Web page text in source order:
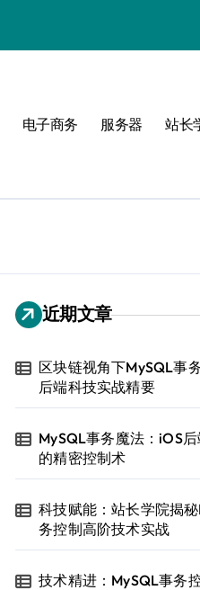
电子商务 服务器 站长
近期文章
区块链视角下MySQL事
后端科技实战精要
MySQL事务魔法：iOS
的精密控制术
科技赋能：站长学院揭
务控制高阶技术实战
技术精进：MySQL事务